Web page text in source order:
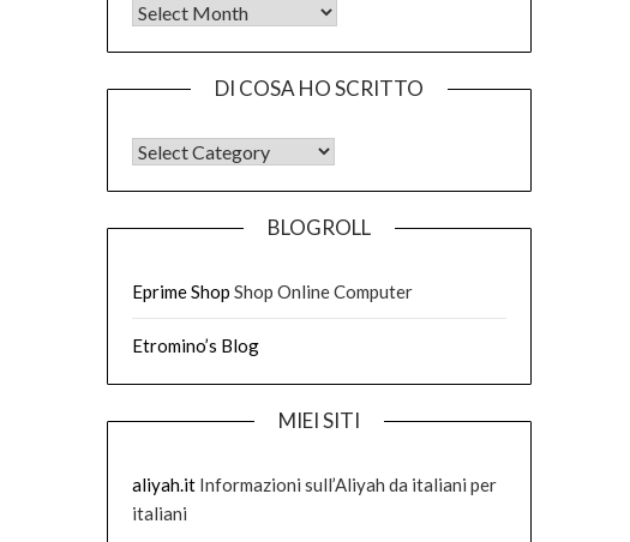
Tutto quello che ho scritto
DI COSA HO SCRITTO
DI COSA HO SCRITTO
BLOGROLL
Eprime Shop Shop Online Computer
Etromino’s Blog
MIEI SITI
aliyah.itInformazioni sull’Aliyah da italiani per
italiani